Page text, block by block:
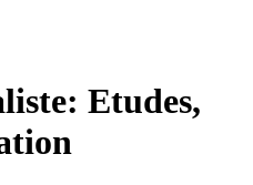
Etudes,